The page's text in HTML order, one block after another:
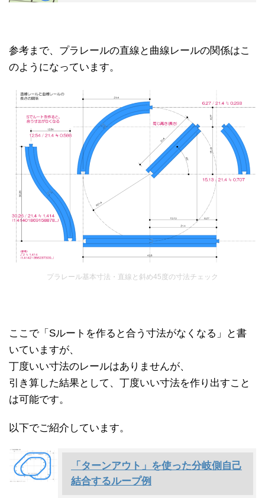
参考まで、プラレールの直線と曲線レールの関係はこ
のようになっています。
プラレール基本寸法・直線と斜め45度の寸法チェック
ここで「Sルートを作ると合う寸法がなくなる」と書
いていますが、
丁度いい寸法のレールはありませんが、
引き算した結果として、丁度いい寸法を作り出すこと
は可能です。
以下でご紹介しています。
「ターンアウト」を使った分岐側自己
結合するループ例